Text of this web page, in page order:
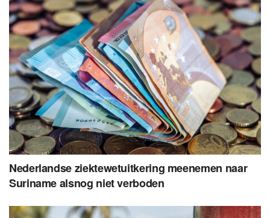
Nederlandse ziektewetuitkering meenemen naar
Suriname alsnog niet verboden